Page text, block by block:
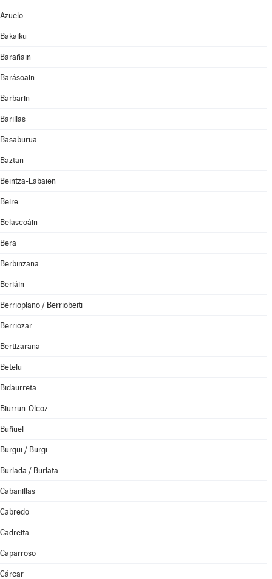
Azuelo
Bakaiku
Barañain
Barásoain
Barbarin
Barillas
Basaburua
Baztan
Beintza-Labaien
Beire
Belascoáin
Bera
Berbinzana
Beriáin
Berrioplano / Berriobeiti
Berriozar
Bertizarana
Betelu
Bidaurreta
Biurrun-Olcoz
Buñuel
Burgui / Burgi
Burlada / Burlata
Cabanillas
Cabredo
Cadreita
Caparroso
Cárcar